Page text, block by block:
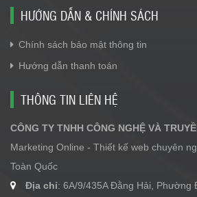
HƯỚNG DẪN & CHÍNH SÁCH
Chính sách bảo mật thông tin
Hướng dẫn thanh toán
THÔNG TIN LIÊN HỆ
CÔNG TY TNHH CÔNG NGHỆ VÀ
Marketing Online - Thiết kế web chuyên
Toàn Quốc
Địa chỉ: 6A/9/435A Đằng Hải, Phường